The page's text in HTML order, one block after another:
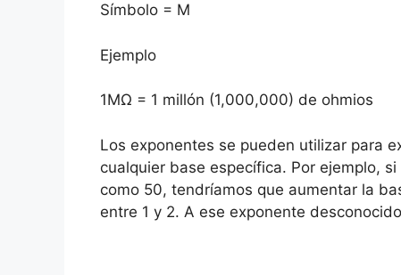
Símbolo = M
Ejemplo
1MΩ = 1 millón (1,000,000) de ohmios
Los exponentes se pueden utilizar para
cualquier base específica. Por ejemplo, si
como 50, tendríamos que aumentar la
entre 1 y 2. A ese exponente